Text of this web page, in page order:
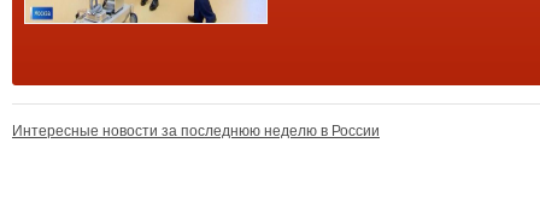
Интересные новости за последнюю неделю в России